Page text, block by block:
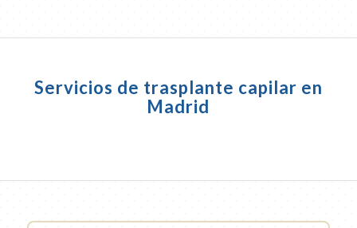
Servicios de trasplante capilar en
Madrid